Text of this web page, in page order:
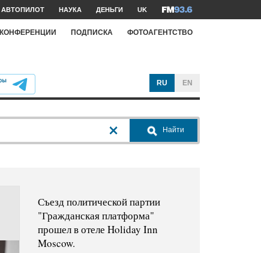
АВТОПИЛОТ НАУКА ДЕНЬГИ UK
КОНФЕРЕНЦИИ ПОДПИСКА ФОТОАГЕНТСТВО
RU EN
Найти
Съезд политической партии
"Гражданская платформа"
прошел в отеле Holiday Inn
Moscow.